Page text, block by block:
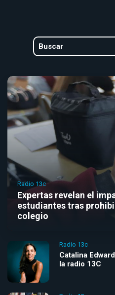
Radio 13c
Expertas revelan el
estudiantes tras
colegio
Radio 13c
Catalina
la radio 13C